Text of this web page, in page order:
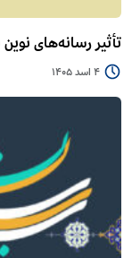
تأثیر رسانه‌های
4 اسد 1405